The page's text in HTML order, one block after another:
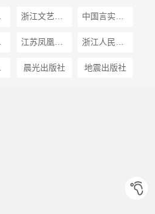
江苏凤凰文艺出版社
晨光出版社 地震出版社